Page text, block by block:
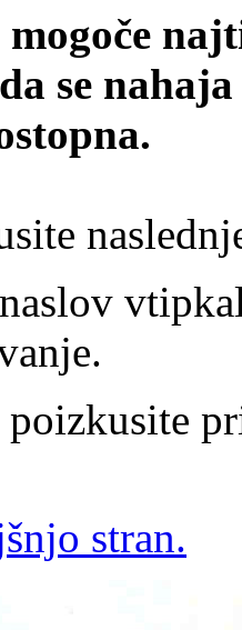
se
stran.